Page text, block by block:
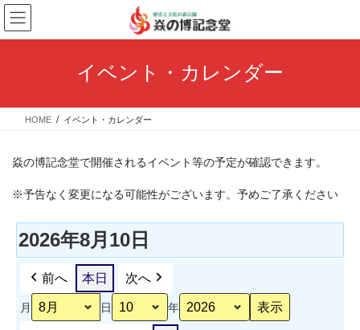
コ
ン
テ
ス
ナ
ビ
ゲ
ン
イベント・カレンダー
HOME イベント・カレンダー
焱の博記念堂で開催されるイベント等の予定が確認できます。
※予告なく変更になる可能性がございます。予めご了承ください
2026年8月10日
前へ 本日 次へ
月 日 年